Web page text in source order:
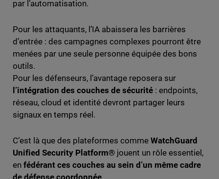
par l’automatisation.
Pour les attaquants, l’IA abaissera les barrières
d’entrée : des campagnes complexes pourront être
menées par une seule personne équipée des bons
outils.
Pour les défenseurs, l’avantage reposera sur
l’intégration des couches de sécurité : endpoints,
réseau, cloud et identité devront partager leurs
signaux en temps réel.
C’est là que des plateformes commeWatchGuard
Unified Security Platform®jouent un rôle essentiel,
en fédérant ces couches au sein d’un même cadre